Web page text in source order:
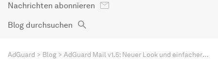
Nachrichten abonnieren
Blog durchsuchen
AdGuard Blog AdGuard Mail v1.5: Neuer Look und einfachere Updates